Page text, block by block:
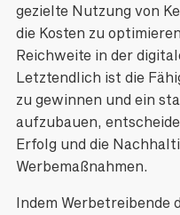
gezielte Nutzung von
die Kosten zu
Reichweite in der
Letztendlich ist die
zu gewinnen und ein
aufzubauen,
Erfolg und die
Werbemaßnahmen.
Indem Werbetreibende